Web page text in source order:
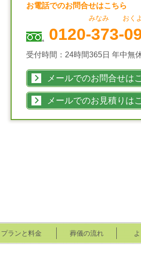
お電話でのお問合せはこちら
みなみ おく
0120-373-
受付時間：24時間365日 年中無
メールでのお問合せは
メールでのお見積りは
プランと料金 葬儀の流れ